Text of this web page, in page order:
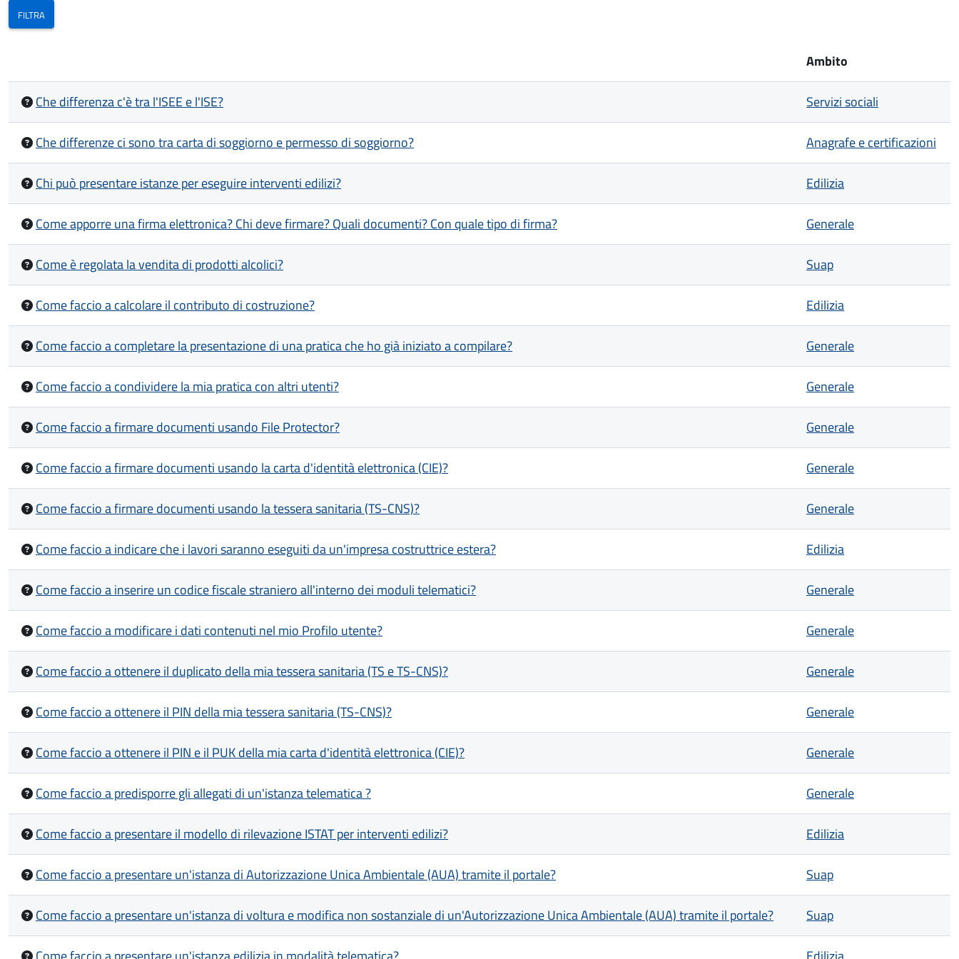
Ambito
Che differenza c'è tra l'ISEE e l'ISE? Servizi sociali
Che differenze ci sono tra carta di soggiorno e permesso di soggiorno? Anagrafe e certificazioni
Chi può presentare istanze per eseguire interventi edilizi? Edilizia
Come apporre una firma elettronica? Chi deve firmare? Quali documenti? Con quale tipo di firma? Generale
Come è regolata la vendita di prodotti alcolici? Suap
Come faccio a calcolare il contributo di costruzione? Edilizia
Come faccio a completare la presentazione di una pratica che ho già iniziato a compilare? Generale
Come faccio a condividere la mia pratica con altri utenti? Generale
Come faccio a firmare documenti usando File Protector? Generale
Come faccio a firmare documenti usando la carta d'identità elettronica (CIE)? Generale
Come faccio a firmare documenti usando la tessera sanitaria (TS-CNS)? Generale
Come faccio a indicare che i lavori saranno eseguiti da un'impresa costruttrice estera? Edilizia
Come faccio a inserire un codice fiscale straniero all'interno dei moduli telematici? Generale
Come faccio a modificare i dati contenuti nel mio Profilo utente? Generale
Come faccio a ottenere il duplicato della mia tessera sanitaria (TS e TS-CNS)? Generale
Come faccio a ottenere il PIN della mia tessera sanitaria (TS-CNS)? Generale
Come faccio a ottenere il PIN e il PUK della mia carta d'identità elettronica (CIE)? Generale
Come faccio a predisporre gli allegati di un'istanza telematica ? Generale
Come faccio a presentare il modello di rilevazione ISTAT per interventi edilizi? Edilizia
Come faccio a presentare un'istanza di Autorizzazione Unica Ambientale (AUA) tramite il portale? Suap
Come faccio a presentare un'istanza di voltura e modifica non sostanziale di un'Autorizzazione Unica Ambientale (AUA) tramite il portale? Suap